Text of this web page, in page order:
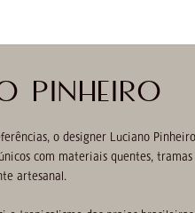
PINHEIRO
o designer Luciano Pinheiro
com materiais quentes, tramas
artesanal.